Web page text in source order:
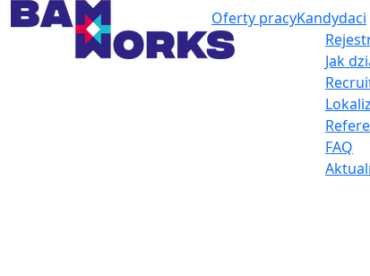
Oferty pracyKandydaci
Jak
FAQ